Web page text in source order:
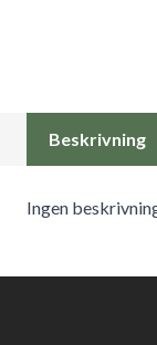
Beskrivning
Ingen